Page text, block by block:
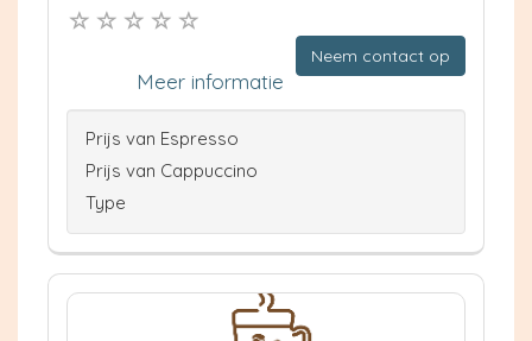
Neem contact op
Meer informatie
Prijs van Espresso
Prijs van Cappuccino
Type